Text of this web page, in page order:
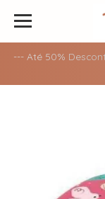
--- Até 50%